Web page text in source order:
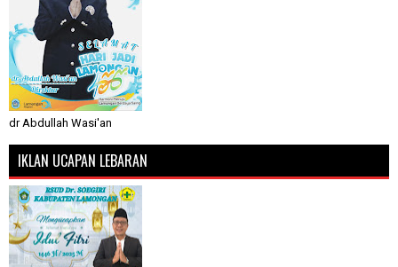
dr Abdullah Wasi'an
IKLAN UCAPAN LEBARAN